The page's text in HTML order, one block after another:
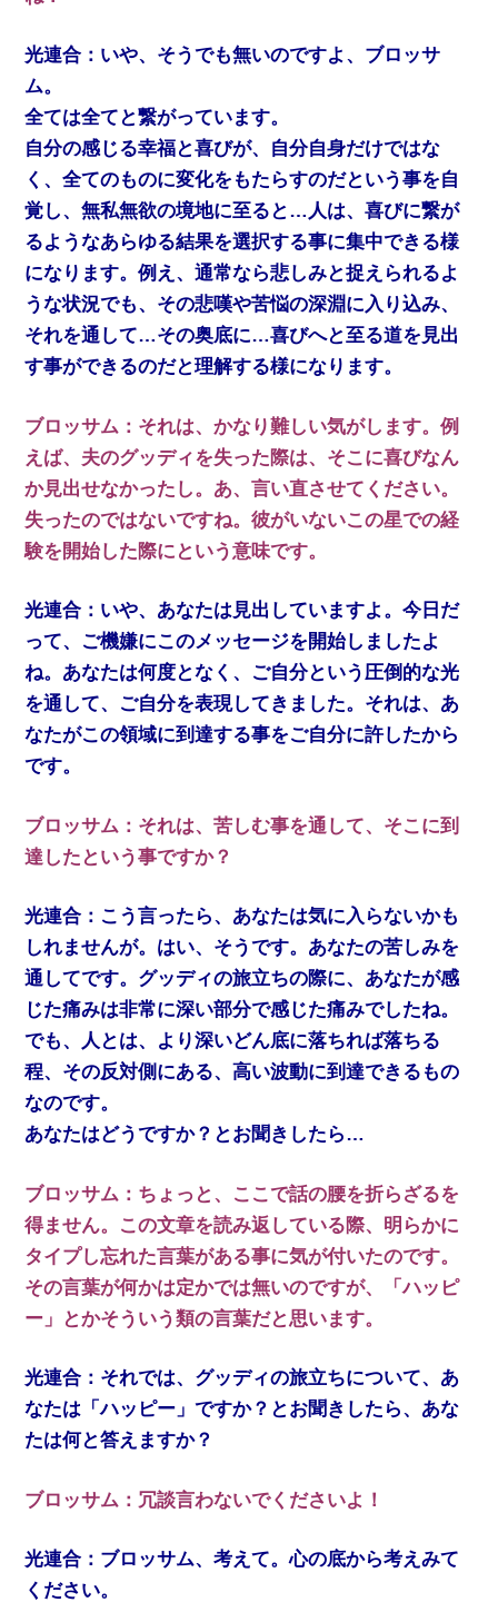
光連合：いや、そうでも無いのですよ、ブロッサ
ム。
全ては全てと繋がっています。
自分の感じる幸福と喜びが、自分自身だけではな
く、全てのものに変化をもたらすのだという事を自
覚し、無私無欲の境地に至ると…人は、喜びに繋が
るようなあらゆる結果を選択する事に集中できる様
になります。例え、通常なら悲しみと捉えられるよ
うな状況でも、その悲嘆や苦悩の深淵に入り込み、
それを通して…その奥底に…喜びへと至る道を見出
す事ができるのだと理解する様になります。
ブロッサム：それは、かなり難しい気がします。例
えば、夫のグッディを失った際は、そこに喜びなん
か見出せなかったし。あ、言い直させてください。
失ったのではないですね。彼がいないこの星での経
験を開始した際にという意味です。
光連合：いや、あなたは見出していますよ。今日だ
って、ご機嫌にこのメッセージを開始しましたよ
ね。あなたは何度となく、ご自分という圧倒的な光
を通して、ご自分を表現してきました。それは、あ
なたがこの領域に到達する事をご自分に許したから
です。
ブロッサム：それは、苦しむ事を通して、そこに到
達したという事ですか？
光連合：こう言ったら、あなたは気に入らないかも
しれませんが。はい、そうです。あなたの苦しみを
通してです。グッディの旅立ちの際に、あなたが感
じた痛みは非常に深い部分で感じた痛みでしたね。
でも、人とは、より深いどん底に落ちれば落ちる
程、その反対側にある、高い波動に到達できるもの
なのです。
あなたはどうですか？とお聞きしたら…
ブロッサム：ちょっと、ここで話の腰を折らざるを
得ません。この文章を読み返している際、明らかに
タイプし忘れた言葉がある事に気が付いたのです。
その言葉が何かは定かでは無いのですが、「ハッピ
ー」とかそういう類の言葉だと思います。
光連合：それでは、グッディの旅立ちについて、あ
なたは「ハッピー」ですか？とお聞きしたら、あな
たは何と答えますか？
ブロッサム：冗談言わないでくださいよ！
光連合：ブロッサム、考えて。心の底から考えみて
ください。